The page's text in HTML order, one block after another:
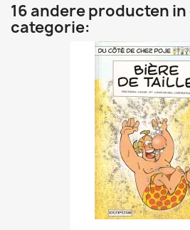
16 andere producten
categorie: